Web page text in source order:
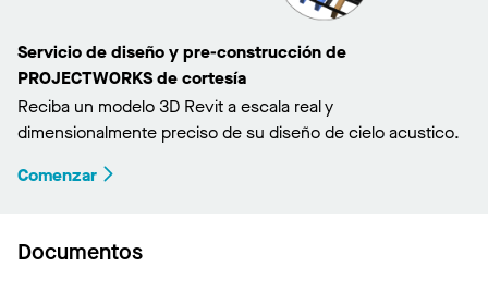
Servicio de diseño y pre-construcción de
PROJECTWORKS de cortesía
Reciba un modelo 3D Revit a escala real y
dimensionalmente preciso de su diseño de cielo acustico.
Comenzar
Documentos